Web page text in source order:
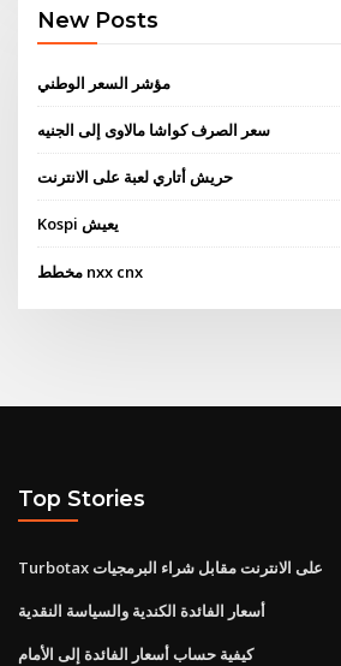
New Posts
مؤشر السعر الوطني
سعر الصرف كواشا مالاوى إلى الجنيه
حريش أتاري لعبة على الانترنت
Kospi يعيش
مخطط nxx cnx
Top Stories
Turbotax على الانترنت مقابل شراء البرمجيات
أسعار الفائدة الكندية والسياسة النقدية
كيفية حساب أسعار الفائدة إلى الأمام